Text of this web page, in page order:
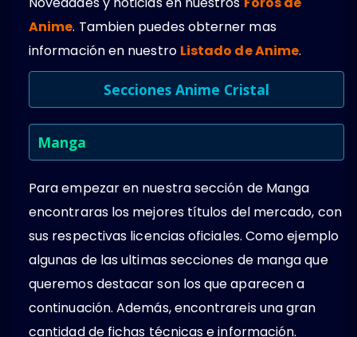
Anime. Tambien puedes obterner mas
información en nuestro Listado de Anime.
Secciones Anime Cristal
Manga
Para empezar en nuestra sección de Manga
encontraras los mejores títulos del mercado, con
sus respectivas licencias oficiales. Como ejemplo
algunas de las ultimas secciones de manga que
queremos destacar son los que aparecen a
continuación. Además, encontrareis una gran
cantidad de fichas técnicas e información.